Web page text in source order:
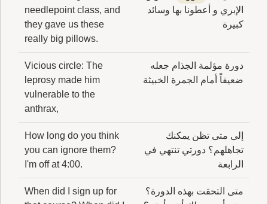
الإبري و أعطونا بها وسائد
كبيرة
needlepoint class, and
they gave us these
really big pillows.
دورة مؤلمة الجذام جعله
ضعيفاً أمام الجمرة الخبيثة
Vicious circle: The
leprosy made him
vulnerable to the
anthrax,
إلى متى تظن يمكنك
تجاهلهم؟ دورتي تنتهي في
الرابعة
How long do you think
you can ignore them?
I'm off at 4:00.
متى التحقت بهذه الدورة؟
When did I sign up for